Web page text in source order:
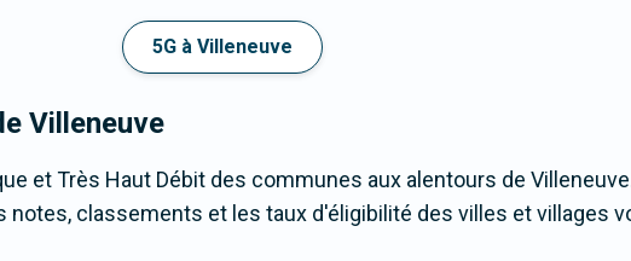
5G à Villeneuve
Villeneuve
et Très Haut Débit des communes aux alentours de
notes, classements et les taux d'éligibilité des villes et villages